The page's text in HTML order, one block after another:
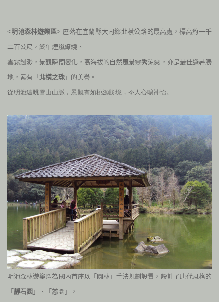
<明池森林遊樂區> 座落在宜蘭縣大同鄉北橫公路的最高處，標高約一千
二百公尺，終年煙嵐繚繞、
雲霧飄渺，景觀瞬間變化，高海拔的自然風景靈秀涼爽，亦是最佳避暑勝
地，素有「 北橫之珠 」的美譽。
從明池遠眺雪山山脈，景觀有如桃源勝境，令人心曠神怡。
明池森林遊樂區為國內首座以「園林」手法規劃設置，設計了唐代風格的
「靜石園 」、「慈園」，